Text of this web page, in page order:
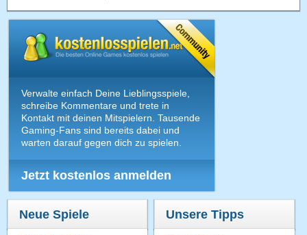
Verwalte einfach Deine Lieblingsspiele,
schreibe Kommentare und trete in
Kontakt mit deinen Mitspielern. Tausende
Gaming-Fans sind bereits dabei und
warten darauf gegen dich zu spielen.
Jetzt kostenlos anmelden
Neue Spiele Unsere Tipps